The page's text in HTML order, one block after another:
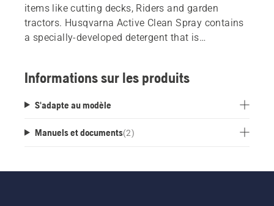
items like cutting decks, Riders and garden
tractors. Husqvarna Active Clean Spray contains
a specially-developed detergent that is
Informations sur les produits
S'adapte au modèle
Manuels et documents(2)